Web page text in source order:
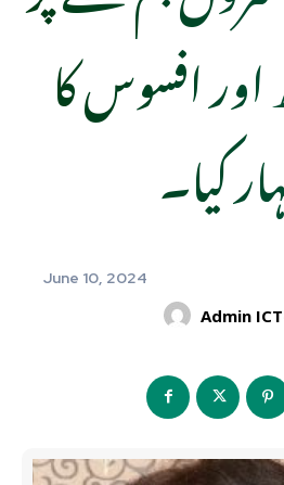
افسوس کا
کیا۔
June 10, 2024
Admin